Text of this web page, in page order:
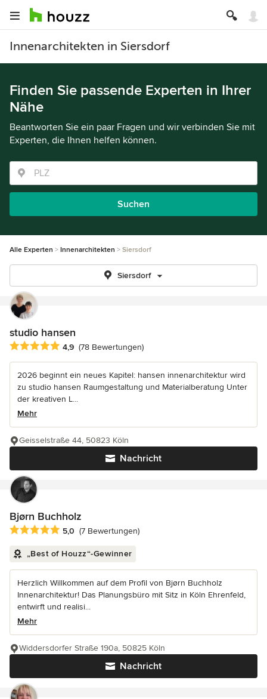
Innenarchitekten in Siersdorf
Finden Sie passende Experten in Ihrer
Nähe
Beantworten Sie ein paar Fragen und wir verbinden Sie mit
Experten, die Ihnen helfen können.
Suchen
Alle Experten Innenarchitekten Siersdorf
Siersdorf
studio hansen
Durchschnittliche Bewertung: 4.9 von 5 Sternen
4,9 (78 Bewertungen)
2026 beginnt ein neues Kapitel: hansen innenarchitektur wird
zu studio hansen Raumgestaltung und Materialberatung Unter
der kreativen L...
Mehr
Nachricht
Geisselstraße 44, 50823 Köln
Bjørn Buchholz
Durchschnittliche Bewertung: 5 von 5 Sternen
5,0 (7 Bewertungen)
„Best of Houzz“-Gewinner
Herzlich Willkommen auf dem Profil von Bjørn Buchholz
Innenarchitektur! Das Planungsbüro mit Sitz in Köln Ehrenfeld,
entwirft und realisi...
Mehr
Nachricht
Widdersdorfer Straße 190a, 50825 Köln